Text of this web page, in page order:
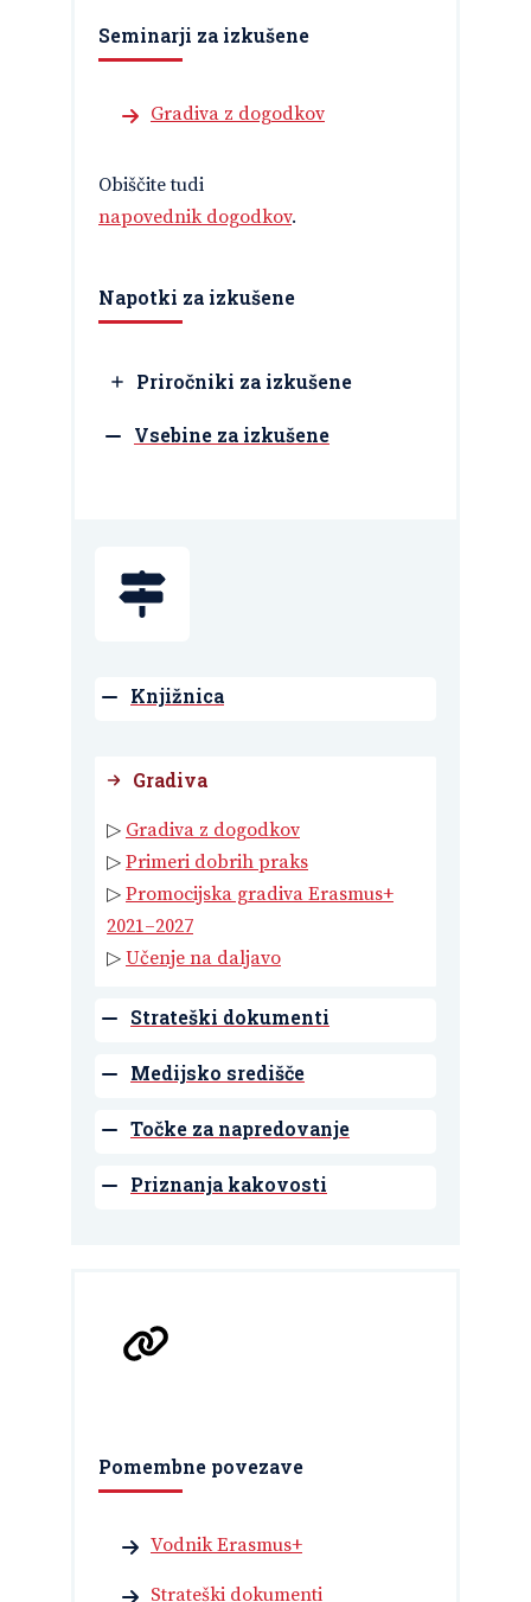
Seminarji za izkušene
Gradiva z dogodkov
Obiščite tudi
napovednik dogodkov.
Napotki za izkušene
Priročniki za izkušene
Vsebine za izkušene
Knjižnica
Gradiva
▷ Gradiva z dogodkov
▷ Primeri dobrih praks
▷ Promocijska gradiva Erasmus+
2021–2027
▷ Učenje na daljavo
Strateški dokumenti
Medijsko središče
Točke za napredovanje
Priznanja kakovosti
Pomembne povezave
Vodnik Erasmus+
Strateški dokumenti